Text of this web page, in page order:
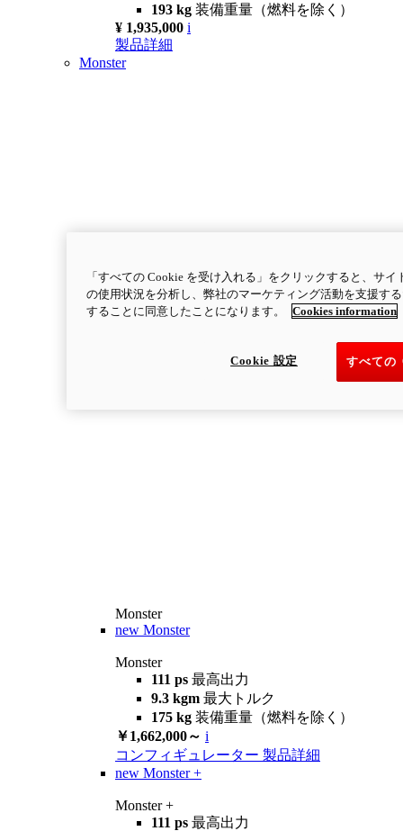
193 kg 装備重量（燃料を除く）
¥ 1,935,000 i
製品詳細
Monster
Monster
new Monster
Monster
111 ps 最高出力
9.3 kgm 最大トルク
175 kg 装備重量（燃料を除く）
￥1,662,000～ i
コンフィギュレーター 製品詳細
new Monster +
Monster +
111 ps 最高出力
「すべての Cookie を受け入れる」をクリックすると、サ
の使用状況を分析し、弊社のマーケティング活動を支援す
することに同意したことになります。
Cookies information
すべての
Cookie 設定